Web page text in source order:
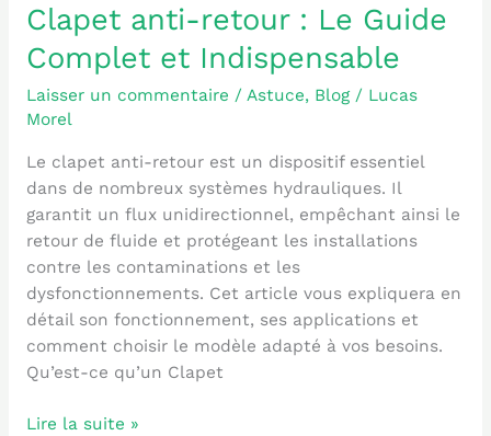
Clapet anti-retour : Le Guide
Complet et Indispensable
Laisser un commentaire / Astuce, Blog/ Lucas
Morel
Le clapet anti-retour est un dispositif essentiel
dans de nombreux systèmes hydrauliques. Il
garantit un flux unidirectionnel, empêchant ainsi le
retour de fluide et protégeant les installations
contre les contaminations et les
dysfonctionnements. Cet article vous expliquera en
détail son fonctionnement, ses applications et
comment choisir le modèle adapté à vos besoins.
Qu’est-ce qu’un Clapet
Indispensable
Lire la suite »